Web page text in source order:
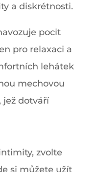
a diskrétnosti.
pocit
pro relaxaci a
lehátek
mechovou
jež dotváří
zvolte
si můžete užít